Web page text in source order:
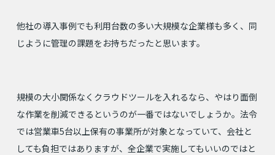
他社の導入事例でも利用台数の多い大規模な企業様も多く、同
じように管理の課題をお持ちだったと思います。
規模の大小関係なくクラウドツールを入れるなら、やはり面倒
な作業を削減できるというのが一番ではないでしょうか。法令
では営業車5台以上保有の事業所が対象となっていて、会社と
しても負担ではありますが、全企業で実施してもいいのではと